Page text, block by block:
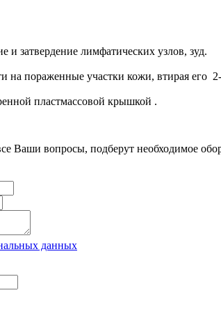
и затвердение лимфатических узлов, зуд.
на пораженные участки кожи, втирая его
пластмассовой крышкой .
Ваши вопросы, подберут необходимое
данных